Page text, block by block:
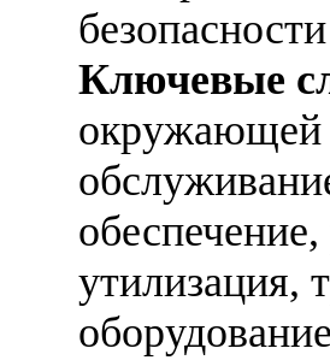
Ключевые
окружающей
утилизация,